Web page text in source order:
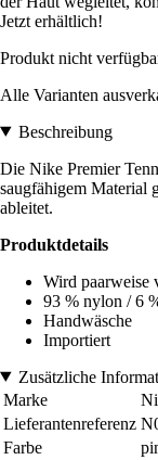
Jetzt erhältlich!
Produkt nicht
Alle Varianten
Beschreibung
Die Nike Premier
saugfähigem Material
ableitet.
Produktdetails
Wird paarweise
93 % nylon / 6
Handwäsche
Importiert
Zusätzliche
Marke
Lieferantenreferenz
Farbe